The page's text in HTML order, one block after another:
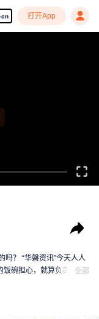
cn 打开App
吗？ “华磐资讯”今天人人
饭碗担心，就算负责人保
男孩成长为男人，也足
全部